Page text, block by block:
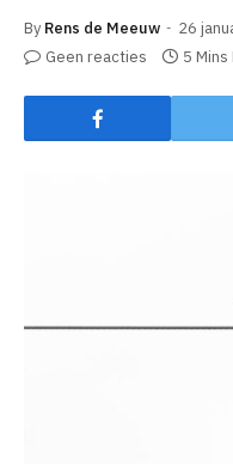
By Rens de Meeuw 26
Geen reacties
5 Mins